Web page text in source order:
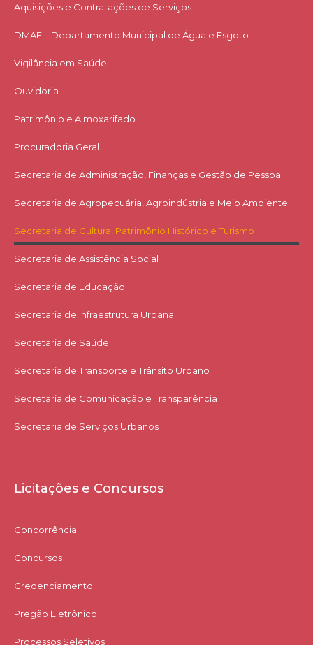
Aquisições e Contratações de Serviços​
DMAE – Departamento Municipal de Água e Esgoto
Vigilância em Saúde
Ouvidoria
Patrimônio e Almoxarifado
Procuradoria Geral
Secretaria de Administração, Finanças e Gestão de Pessoal
Secretaria de Agropecuária, Agroindústria e Meio Ambiente
Secretaria de Cultura, Patrimônio Histórico e Turismo
Secretaria de Assistência Social
Secretaria de Educação
Secretaria de Infraestrutura Urbana
Secretaria de Saúde
Secretaria de Transporte e Trânsito Urbano
Secretaria de Comunicação e Transparência
Secretaria de Serviços Urbanos
Licitações e Concursos
Concorrência
Concursos
Credenciamento
Pregão Eletrônico
Processos Seletivos